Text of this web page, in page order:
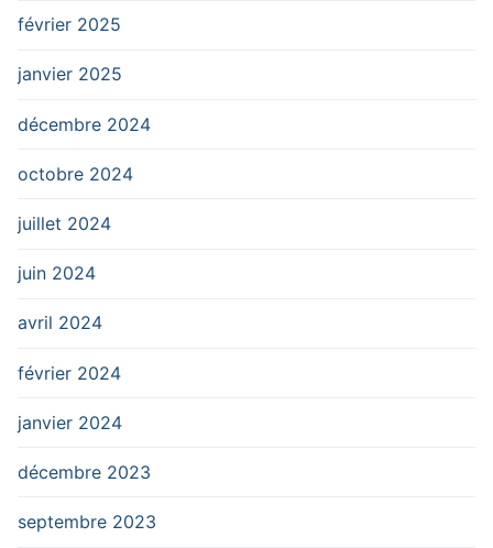
février 2025
janvier 2025
décembre 2024
octobre 2024
juillet 2024
juin 2024
avril 2024
février 2024
janvier 2024
décembre 2023
septembre 2023